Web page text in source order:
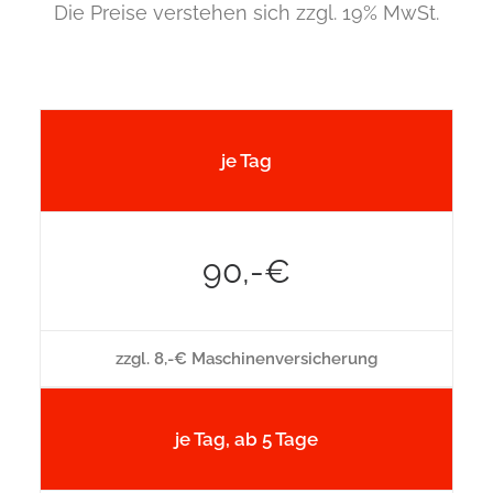
Die Preise verstehen sich zzgl. 19% MwSt.
je Tag
90,-€
zzgl. 8,-€ Maschinenversicherung
je Tag, ab 5 Tage